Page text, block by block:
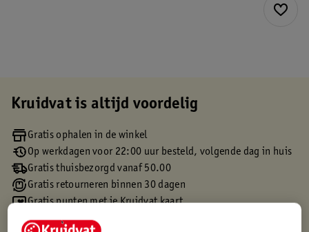
Kruidvat is altijd voordelig
Gratis ophalen in de winkel
Op werkdagen voor 22:00 uur besteld, volgende dag in huis
Gratis thuisbezorgd vanaf 50.00
Gratis retourneren binnen 30 dagen
Gratis punten met je Kruidvat kaart